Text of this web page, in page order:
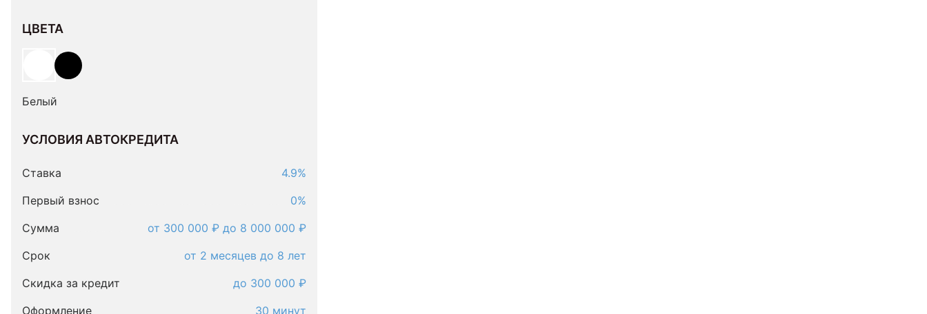
ЦВЕТА
Белый
УСЛОВИЯ АВТОКРЕДИТА
Ставка
4.9%
Первый взнос
0%
Сумма
от 300 000 ₽ до 8 000 000 ₽
Срок
от 2 месяцев до 8 лет
Скидка за кредит
до 300 000 ₽
Оформление
30 минут